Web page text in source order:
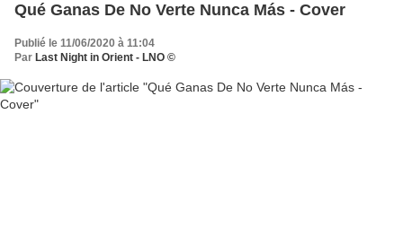
Qué Ganas De No Verte Nunca Más - Cover
Publié le 11/06/2020 à 11:04
Par Last Night in Orient - LNO ©